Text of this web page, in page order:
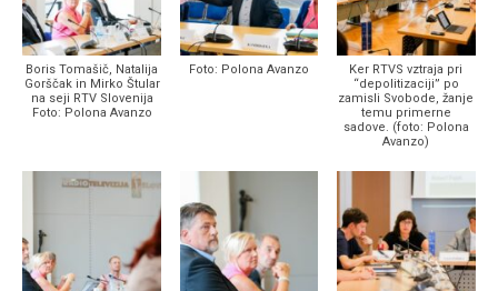
Boris Tomašič, Natalija
Gorščak in Mirko Štular
na seji RTV Slovenija
Foto: Polona Avanzo
Foto: Polona Avanzo
Ker RTVS vztraja pri
“depolitizaciji” po
zamisli Svobode, žanje
temu primerne
sadove. (foto: Polona
Avanzo)